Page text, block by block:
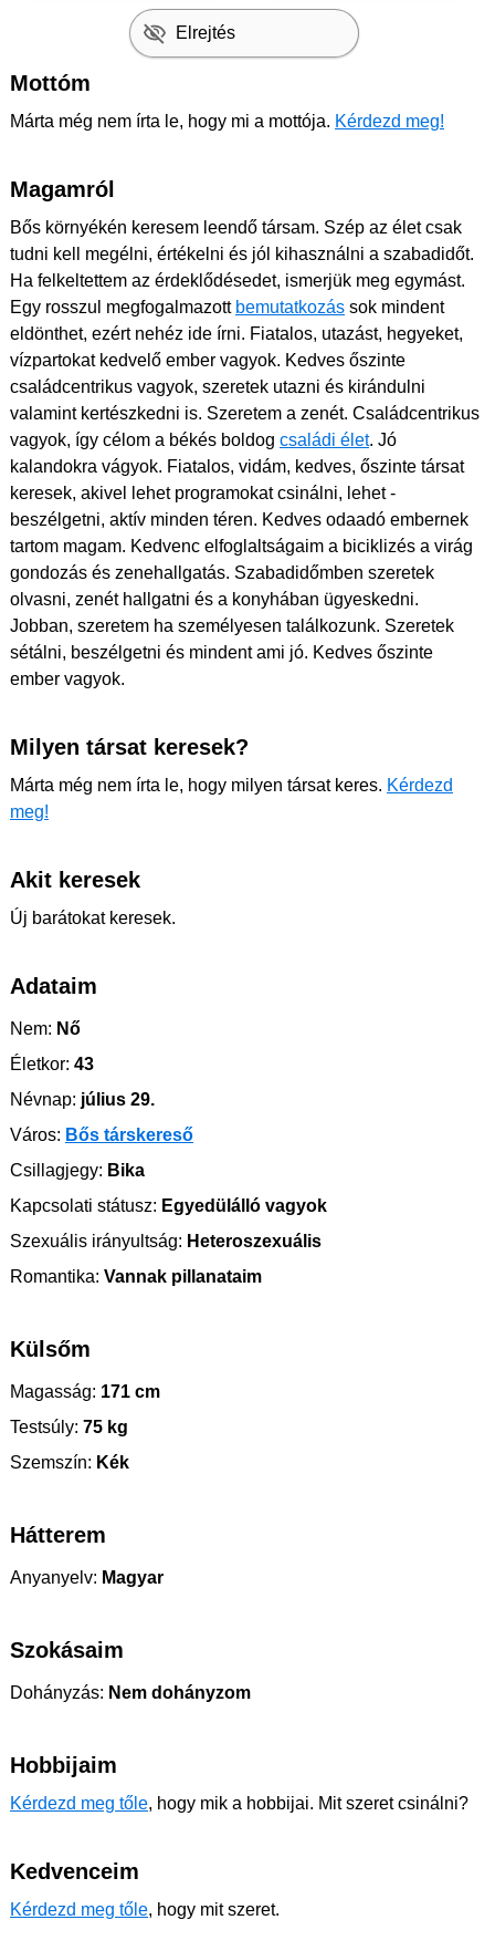
Elrejtés
Mottóm
Márta még nem írta le, hogy mi a mottója. Kérdezd meg!
Magamról
Bős környékén keresem leendő társam. Szép az élet csak
tudni kell megélni, értékelni és jól kihasználni a szabadidőt.
Ha felkeltettem az érdeklődésedet, ismerjük meg egymást.
Egy rosszul megfogalmazott bemutatkozás sok mindent
eldönthet, ezért nehéz ide írni. Fiatalos, utazást, hegyeket,
vízpartokat kedvelő ember vagyok. Kedves őszinte
családcentrikus vagyok, szeretek utazni és kirándulni
valamint kertészkedni is. Szeretem a zenét. Családcentrikus
vagyok, így célom a békés boldog családi élet. Jó
kalandokra vágyok. Fiatalos, vidám, kedves, őszinte társat
keresek, akivel lehet programokat csinálni, lehet -
beszélgetni, aktív minden téren. Kedves odaadó embernek
tartom magam. Kedvenc elfoglaltságaim a biciklizés a virág
gondozás és zenehallgatás. Szabadidőmben szeretek
olvasni, zenét hallgatni és a konyhában ügyeskedni.
Jobban, szeretem ha személyesen találkozunk. Szeretek
sétálni, beszélgetni és mindent ami jó. Kedves őszinte
ember vagyok.
Milyen társat keresek?
Márta még nem írta le, hogy milyen társat keres. Kérdezd
meg!
Akit keresek
Új barátokat keresek.
Adataim
Nem: Nő
Életkor: 43
Névnap: július 29.
Város: Bős társkereső
Csillagjegy: Bika
Kapcsolati státusz: Egyedülálló vagyok
Szexuális irányultság: Heteroszexuális
Romantika: Vannak pillanataim
Külsőm
Magasság: 171 cm
Testsúly: 75 kg
Szemszín: Kék
Hátterem
Anyanyelv: Magyar
Szokásaim
Dohányzás: Nem dohányzom
Hobbijaim
Kérdezd meg tőle, hogy mik a hobbijai. Mit szeret csinálni?
Kedvenceim
Kérdezd meg tőle, hogy mit szeret.